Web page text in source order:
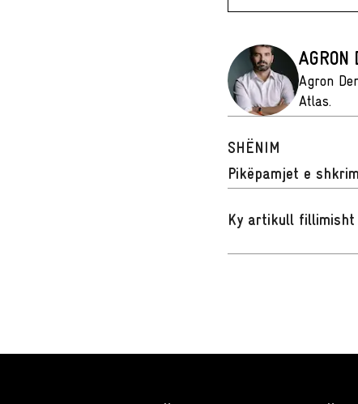
AGRON
Agron
Atlas.
SHËNIM
Pikëpamjet e
Ky artikull fillimisht